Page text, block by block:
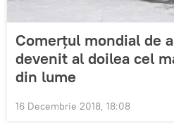
Comerțul mondial de
devenit al doilea cel
din lume
16 Decembrie 2018, 18:08